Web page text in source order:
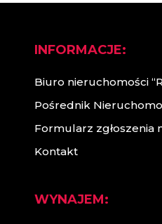
INFORMACJE:
Biuro nieruchomości
Pośrednik
Formularz zgłoszenia
Kontakt
WYNAJEM: